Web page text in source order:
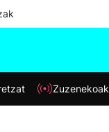
Zuzenekoak